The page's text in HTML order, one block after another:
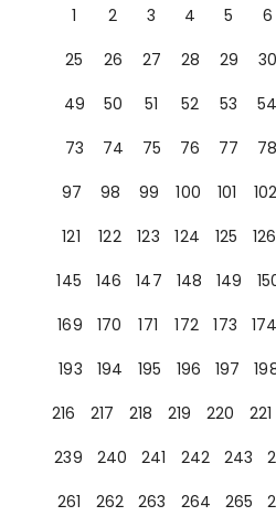
1
2 3 4 5 6
25
26 27 28 29 30
49
50 51 52 53 54
73
74 75 76 77 78
97
98 99 100 101 102
121
122 123 124 125 126
145
146 147 148 149
169
170 171 172 173 174
193
194 195 196 197
216
217 218 219 220 221
239
240 241 242 243
261
262 263 264 265